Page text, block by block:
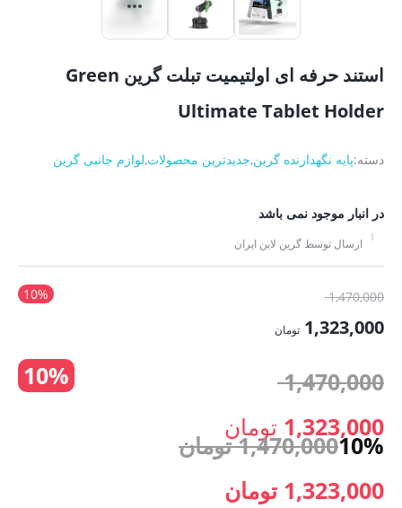
استند حرفه ای اولتیمیت تبلت گرین Green
Ultimate Tablet Holder
دسته:پایه نگهدارنده گرین,جدیدترین محصولات,لوازم جانبی گرین
در انبار موجود نمی باشد
ارسال توسط گرین لاین ایران
10% 1,470,000قیمت
اصلی:
بود.
1,323,000 تومان
فعلی:
10% 1,470,000
اصلی: 1,323,000 تومان
10%
1,470,000 تومان
قیمت
1,323,000 تومان